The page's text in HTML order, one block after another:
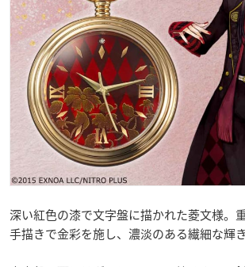
深い紅色の漆で文字盤に描かれた菱文様。
手描きで金彩を施し、濃淡のある繊細な輝